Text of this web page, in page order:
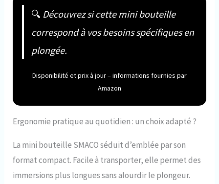
🔍 Découvrez si cette mini bouteille
correspond à vos besoins spécifiques en
plongée.
Disponibilité et prix à jour – informations fournies par
Amazon
Ergonomie pratique au quotidien : un choix adapté ?
La mini bouteille SMACO séduit d’emblée par son
format compact. Facile à transporter, elle permet des
immersions plus longues sans alourdir le plongeur.